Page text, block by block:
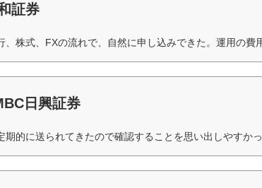
証券
、株式、FXの流れで、自然に申し込みできた。運用の費
日興証券
期的に送られてきたので確認することを思い出しやすか